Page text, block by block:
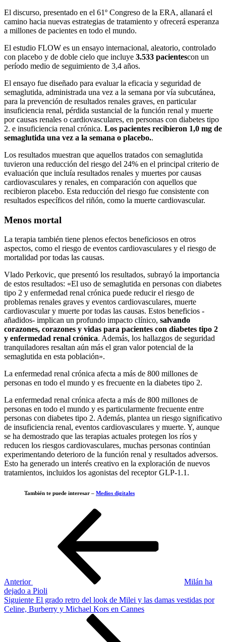
El discurso, presentado en el 61º Congreso de la ERA, allanará el
camino hacia nuevas estrategias de tratamiento y ofrecerá esperanza
a millones de pacientes en todo el mundo.
El estudio FLOW es un ensayo internacional, aleatorio, controlado
con placebo y de doble cielo que incluye 3.533 pacientescon un
período medio de seguimiento de 3,4 años.
El ensayo fue diseñado para evaluar la eficacia y seguridad de
semaglutida, administrada una vez a la semana por vía subcutánea,
para la prevención de resultados renales graves, en particular
insuficiencia renal, pérdida sustancial de la función renal y muerte
por causas renales o cardiovasculares, en personas con diabetes tipo
2. e insuficiencia renal crónica. Los pacientes recibieron 1,0 mg de
semaglutida una vez a la semana o placebo..
Los resultados muestran que aquellos tratados con semaglutida
tuvieron una reducción del riesgo del 24% en el principal criterio de
evaluación que incluía resultados renales y muertes por causas
cardiovasculares y renales, en comparación con aquellos que
recibieron placebo. Esta reducción del riesgo fue consistente con
resultados específicos del riñón, como la muerte cardiovascular.
Menos mortal
La terapia también tiene plenos efectos beneficiosos en otros
aspectos, como el riesgo de eventos cardiovasculares y el riesgo de
mortalidad por todas las causas.
Vlado Perkovic, que presentó los resultados, subrayó la importancia
de estos resultados: «El uso de semaglutida en personas con diabetes
tipo 2 y enfermedad renal crónica puede reducir el riesgo de
problemas renales graves y eventos cardiovasculares, muerte
cardiovascular y muerte por todas las causas. Estos beneficios -
añadidos- implican un profundo impacto clínico, salvando
corazones, corazones y vidas para pacientes con diabetes tipo 2
y enfermedad renal crónica. Además, los hallazgos de seguridad
tranquiladores resaltan aún más el gran valor potencial de la
semaglutida en esta población».
La enfermedad renal crónica afecta a más de 800 millones de
personas en todo el mundo y es frecuente en la diabetes tipo 2.
La enfermedad renal crónica afecta a más de 800 millones de
personas en todo el mundo y es particularmente frecuente entre
personas con diabetes tipo 2. Además, plantea un riesgo significativo
de insuficiencia renal, eventos cardiovasculares y muerte. Y, aunque
se ha demostrado que las terapias actuales protegen los ríos y
reducen los riesgos cardiovasculares, muchas personas continúan
experimentando deterioro de la función renal y resultados adversos.
Esto ha generado un interés creativo en la exploración de nuevos
tratamientos, incluidos los agonistas del receptor GLP-1.1.
También te puede interesar – Medios digitales
Anterior
Milán ha
dejado a Pioli
Siguiente
entrada
Siguiente El grado retro del look de Milei y las damas vestidas por
Celine, Burberry y Michael Kors en Cannes